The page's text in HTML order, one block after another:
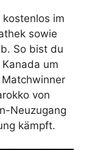
im
sowie
So bist du
um
von
Neuzugang
kämpft.